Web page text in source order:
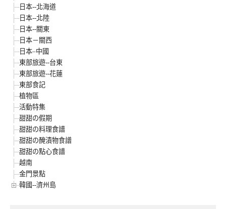
日本--北海道
日本--北陸
日本--關東
日本－關西
日本–中國
東部旅遊--台東
東部旅遊--花蓮
東部食記
植物區
活動特集
甜甜の假期
甜甜の料理食譜
甜甜の醃漬物食譜
甜甜の點心食譜
越南
金門景點
韓國--濟州島